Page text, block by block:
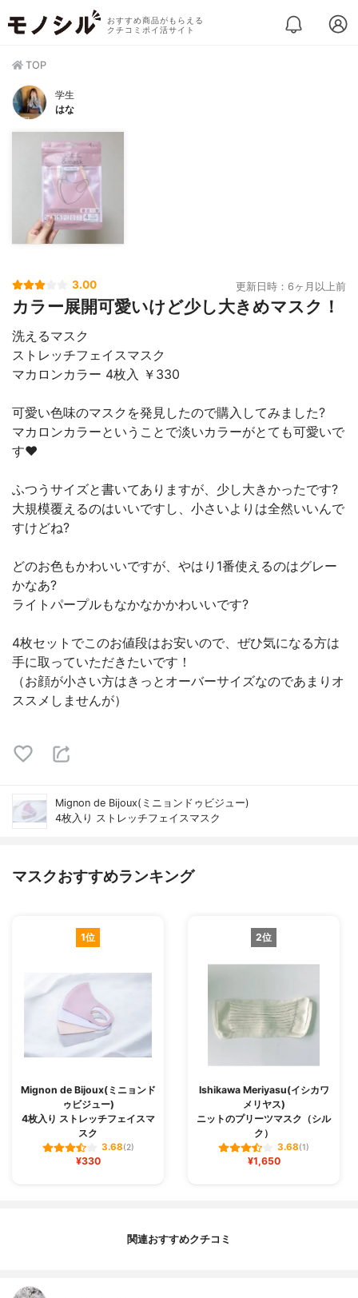
おすすめ商品がもらえる
クチコミポイ活サイト
TOP
学生
はな
3.00 更新日時：6ヶ月以上前
カラー展開可愛いけど少し大きめマスク！
洗えるマスク
ストレッチフェイスマスク
マカロンカラー 4枚入 ￥330
可愛い色味のマスクを発見したので購入してみました?
マカロンカラーということで淡いカラーがとても可愛いで
す♥
ふつうサイズと書いてありますが、少し大きかったです?
大規模覆えるのはいいですし、小さいよりは全然いいんで
すけどね?
どのお色もかわいいですが、やはり1番使えるのはグレー
かなあ?
ライトパープルもなかなかかわいいです?
4枚セットでこのお値段はお安いので、ぜひ気になる方は
手に取っていただきたいです！
（お顔が小さい方はきっとオーバーサイズなのであまりオ
ススメしませんが）
Mignon de Bijoux(ミニョンドゥビジュー)
4枚入り ストレッチフェイスマスク
マスクおすすめランキング
1位
Mignon de Bijoux(ミニョンド
ゥビジュー)
4枚入り ストレッチフェイスマ
スク
3.68(2)
¥330
2位
Ishikawa Meriyasu(イシカワ
メリヤス)
ニットのプリーツマスク（シル
ク）
3.68(1)
¥1,650
関連おすすめクチコミ